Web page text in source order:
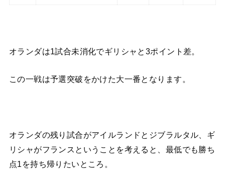
オランダは1試合未消化でギリシャと3ポイント差。
この一戦は予選突破をかけた大一番となります。
オランダの残り試合がアイルランドとジブラルタル、ギ
リシャがフランスということを考えると、最低でも勝ち
点1を持ち帰りたいところ。